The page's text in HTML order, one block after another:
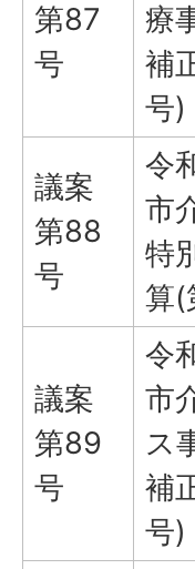
第87
号
療
補
号)
議案
第88
号
令
市
特
算(
議案
第89
号
令
市
ス
補
号)